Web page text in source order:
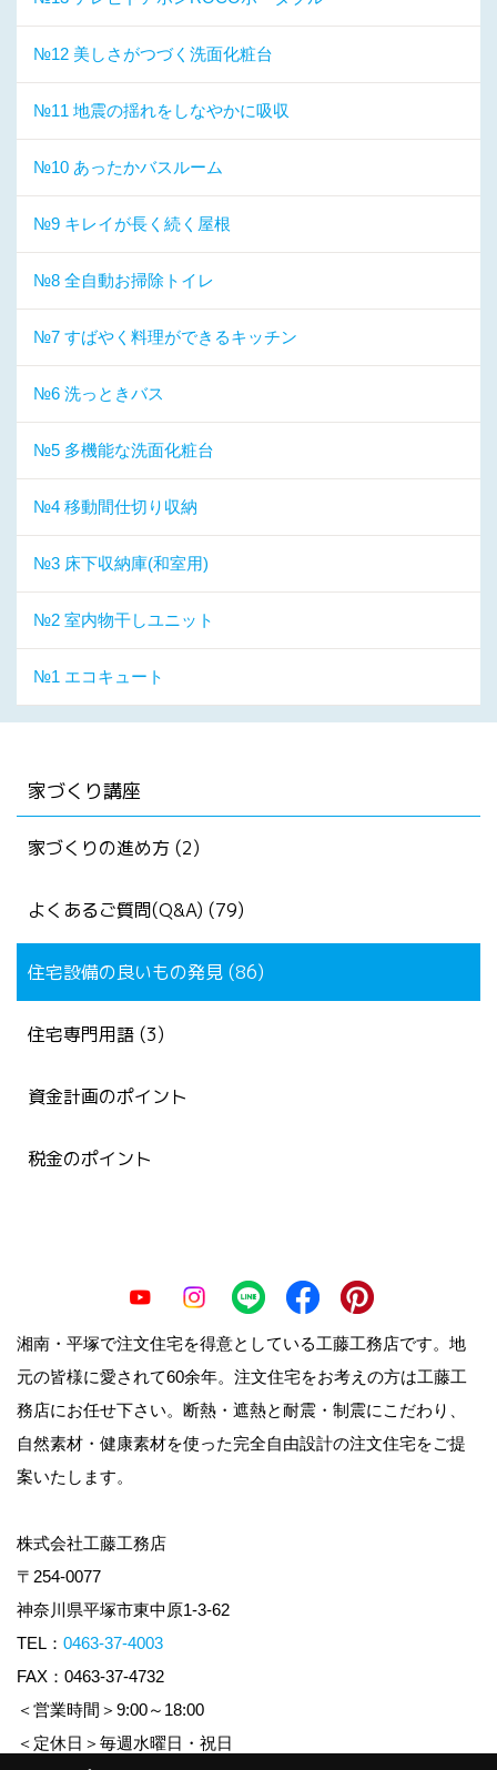
№12 美しさがつづく洗面化粧台
№11 地震の揺れをしなやかに吸収
№10 あったかバスルーム
№9 キレイが長く続く屋根
№8 全自動お掃除トイレ
№7 すばやく料理ができるキッチン
№6 洗っときバス
№5 多機能な洗面化粧台
№4 移動間仕切り収納
№3 床下収納庫(和室用)
№2 室内物干しユニット
№1 エコキュート
家づくり講座
家づくりの進め方 (2)
よくあるご質問(Q&A) (79)
住宅設備の良いもの発見 (86)
住宅専門用語 (3)
資金計画のポイント
税金のポイント
湘南・平塚で注文住宅を得意としている工藤工務店です。地
元の皆様に愛されて60余年。注文住宅をお考えの方は工藤工
務店にお任せ下さい。断熱・遮熱と耐震・制震にこだわり、
自然素材・健康素材を使った完全自由設計の注文住宅をご提
案いたします。
株式会社工藤工務店
〒254-0077
神奈川県平塚市東中原1-3-62
TEL： 0463-37-4003
FAX：0463-37-4732
＜営業時間＞9:00～18:00
＜定休日＞毎週水曜日・祝日